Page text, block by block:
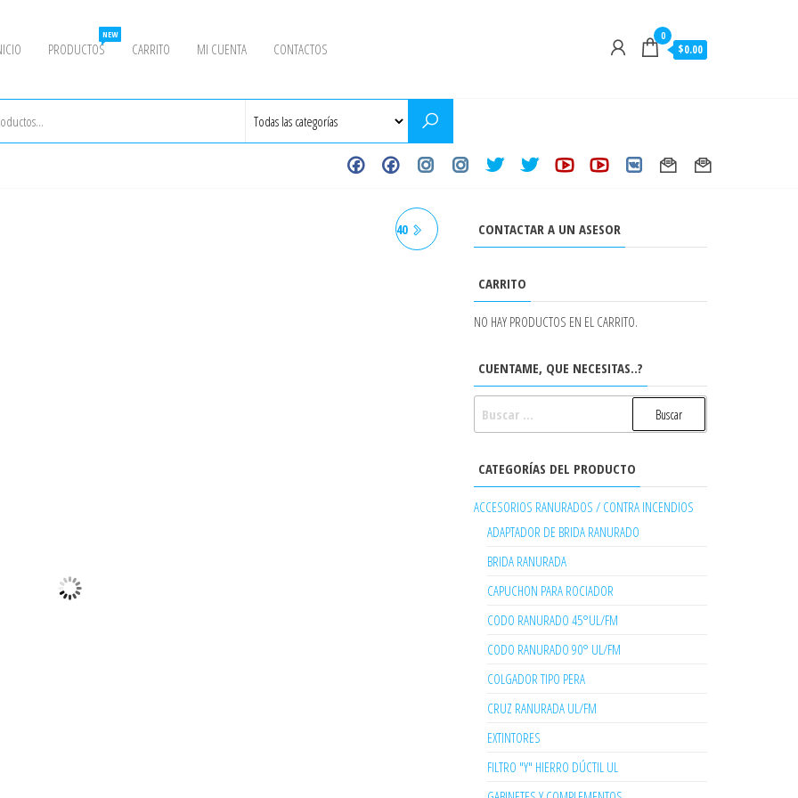
PRODUCTOS
NEW
CARRITO MI CUENTA CONTACTOS
0
$0.00
NEPLO 1" X 35 CM CEDULA 40 CONTACTAR A UN ASESOR
CARRITO
NO HAY PRODUCTOS EN EL CARRITO.
CUENTAME, QUE NECESITAS..?
CATEGORÍAS DEL PRODUCTO
ACCESORIOS RANURADOS / CONTRA INCENDIOS
ADAPTADOR DE BRIDA RANURADO
BRIDA RANURADA
CAPUCHON PARA ROCIADOR
CODO RANURADO 45°UL/FM
CODO RANURADO 90° UL/FM
COLGADOR TIPO PERA
CRUZ RANURADA UL/FM
EXTINTORES
FILTRO "Y" HIERRO DÚCTIL UL